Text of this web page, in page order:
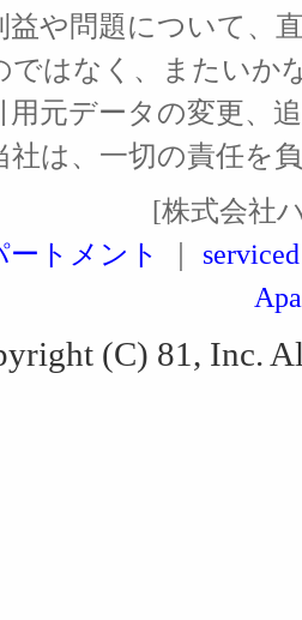
益や問題について、
ではなく、またいか
用元データの変更、
社は、一切の責任を
[株式会社
トメント
(C) 81, Inc.